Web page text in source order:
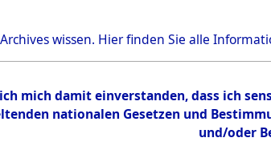
wissen. Hierfinden Sie alle
mich damit einverstanden, dass ich
nationalen Gesetzen und
und/oder